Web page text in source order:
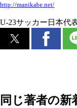
http://manikabe.net/
U-23サッカー日本代
同じ著者の新